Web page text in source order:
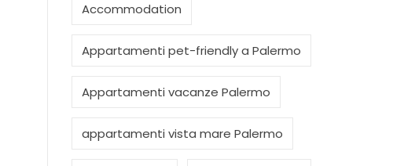
Accommodation
Appartamenti pet-friendly a Palermo
Appartamenti vacanze Palermo
appartamenti vista mare Palermo